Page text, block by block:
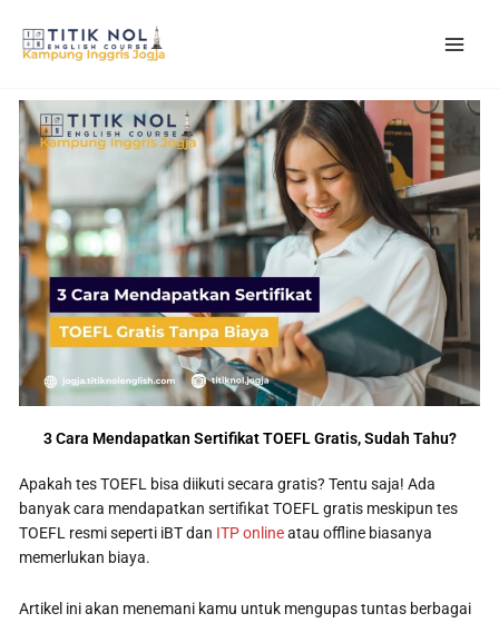
content
3 Cara Mendapatkan Sertifikat TOEFL Gratis, Sudah Tahu?
Apakah tes TOEFL bisa diikuti secara gratis? Tentu saja! Ada
banyak cara mendapatkan sertifikat TOEFL gratis meskipun tes
TOEFL resmi seperti iBT dan ITP onlineatau offline biasanya
memerlukan biaya.
Artikel ini akan menemani kamu untuk mengupas tuntas berbagai